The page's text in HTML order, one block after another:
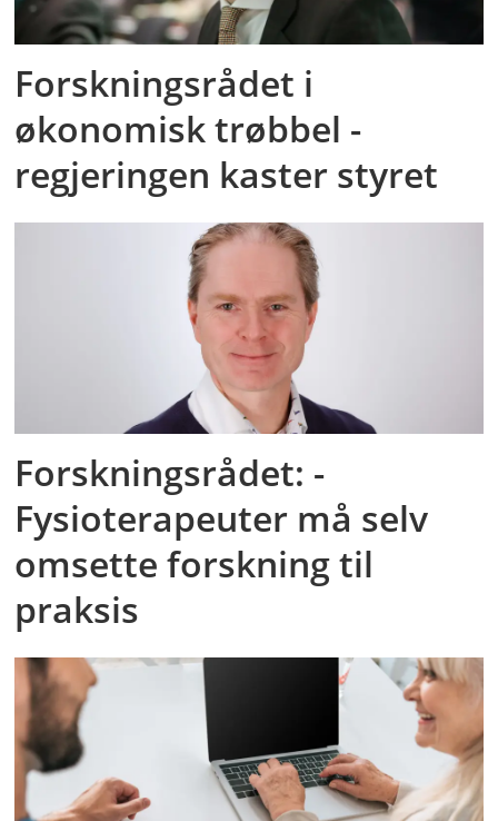
Forskningsrådet i
økonomisk trøbbel -
regjeringen kaster styret
Forskningsrådet: -
Fysioterapeuter må selv
omsette forskning til
praksis